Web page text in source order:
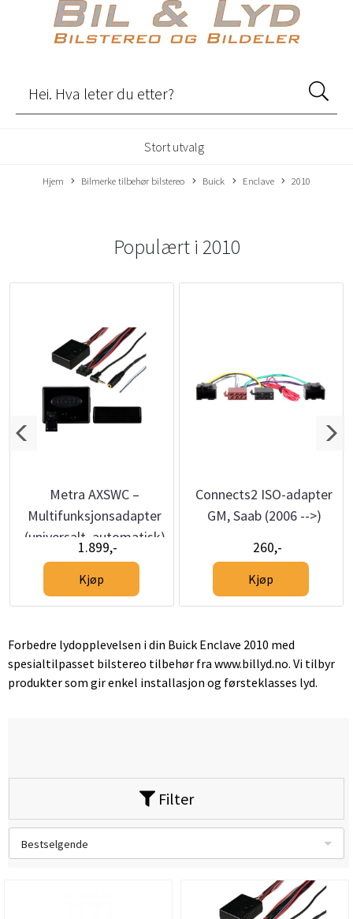
Stort utvalg
Hjem Bilmerke tilbehør bilstereo Buick Enclave 2010
Populært i 2010
Metra AXSWC –
Multifunksjonsadapter
(universalt, automatisk)
1.899,-
Kjøp
Connects2 ISO-adapter
GM, Saab (2006 -->)
260,-
Kjøp
Forbedre lydopplevelsen i din Buick Enclave 2010 med
spesialtilpasset bilstereo tilbehør fra www.billyd.no. Vi tilbyr
produkter som gir enkel installasjon og førsteklasses lyd.
Filter
Bestselgende